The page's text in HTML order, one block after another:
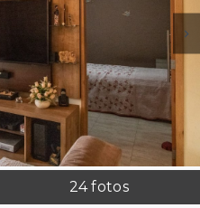
24fotos